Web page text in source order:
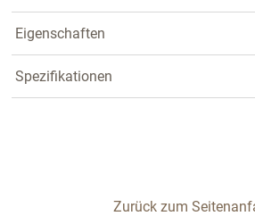
Eigenschaften
Spezifikationen
Zurück zum